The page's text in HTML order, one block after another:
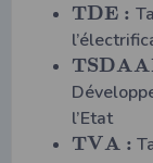
TDE :
TSDAA
l’Etat
TVA :